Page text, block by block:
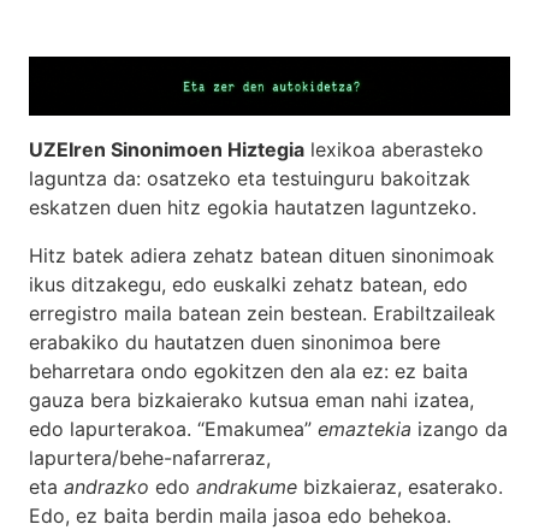
UZEIren Sinonimoen Hiztegia lexikoa aberasteko
laguntza da: osatzeko eta testuinguru bakoitzak
eskatzen duen hitz egokia hautatzen laguntzeko.
Hitz batek adiera zehatz batean dituen sinonimoak
ikus ditzakegu, edo euskalki zehatz batean, edo
erregistro maila batean zein bestean. Erabiltzaileak
erabakiko du hautatzen duen sinonimoa bere
beharretara ondo egokitzen den ala ez: ez baita
gauza bera bizkaierako kutsua eman nahi izatea,
edo lapurterakoa. “Emakumea” emaztekia izango da
lapurtera/behe-nafarreraz,
eta andrazko edo andrakume bizkaieraz, esaterako.
Edo, ez baita berdin maila jasoa edo behekoa.